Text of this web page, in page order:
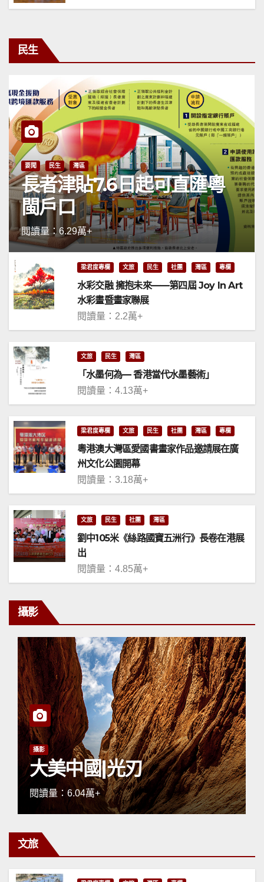
民生
要聞 民生 灣區
長者津貼7.6日起可直匯粵
閩戶口
閱讀量：6.29萬+
梁君度專欄 文旅 民生 社團 灣區 專欄
水彩交融 擁抱未來——第四屆 Joy In Art
水彩畫暨畫家聯展
閱讀量：2.2萬+
文旅 民生 灣區
「水墨何為— 香港當代水墨藝術」
閱讀量：4.13萬+
梁君度專欄 文旅 民生 社團 灣區 專欄
粵港澳大灣區愛國書畫家作品邀請展在廣
州文化公園開幕
閱讀量：3.18萬+
文旅 民生 社團 灣區
劉中105米《絲路國寶五洲行》長卷在港展
出
閱讀量：4.85萬+
攝影
攝影
大美中國|光刃
閱讀量：6.04萬+
文旅